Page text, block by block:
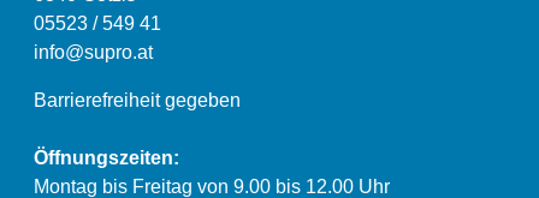
05523 / 549 41
info@supro.at
Barrierefreiheit gegeben
Öffnungszeiten:
Montag bis Freitag von 9.00 bis 12.00 Uhr